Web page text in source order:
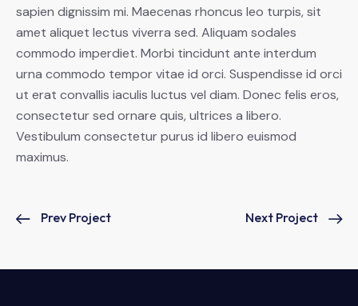
sapien dignissim mi. Maecenas rhoncus leo turpis, sit
amet aliquet lectus viverra sed. Aliquam sodales
commodo imperdiet. Morbi tincidunt ante interdum
urna commodo tempor vitae id orci. Suspendisse id orci
ut erat convallis iaculis luctus vel diam. Donec felis eros,
consectetur sed ornare quis, ultrices a libero.
Vestibulum consectetur purus id libero euismod
maximus.
Prev Project Next Project